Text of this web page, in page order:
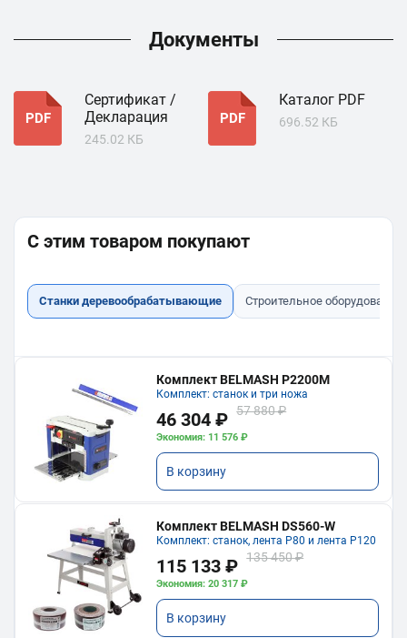
Документы
PDF
Сертификат /
Декларация
245.02 КБ
PDF
Каталог PDF
696.52 КБ
С этим товаром покупают
Станки деревообрабатывающие Строительное оборудование
Комплект BELMASH P2200M
Комплект: станок и три ножа
46 304 ₽ 57 880 ₽
Экономия: 11 576 ₽
В корзину
Комплект BELMASH DS560-W
Комплект: станок, лента P80 и лента P120
115 133 ₽ 135 450 ₽
Экономия: 20 317 ₽
В корзину